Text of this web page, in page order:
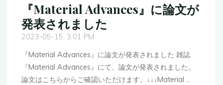
ー
シ
ア
に
て
ワ
『Material Advances』に論文が
発表されました
2023-05-15, 3:01 PM
『Material Advances』に論文が発表されました 雑誌
『Material Advances』にて、論文が発表されました。
論文はこちらからご確認いただけます。↓↓↓Material …